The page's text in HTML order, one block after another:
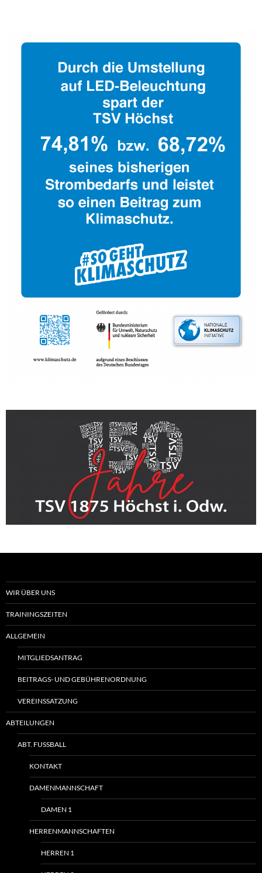
WIR ÜBER UNS
TRAININGSZEITEN
ALLGEMEIN
MITGLIEDSANTRAG
BEITRAGS- UND GEBÜHRENORDNUNG
VEREINSSATZUNG
ABTEILUNGEN
ABT. FUSSBALL
KONTAKT
DAMENMANNSCHAFT
DAMEN 1
HERRENMANNSCHAFTEN
HERREN 1